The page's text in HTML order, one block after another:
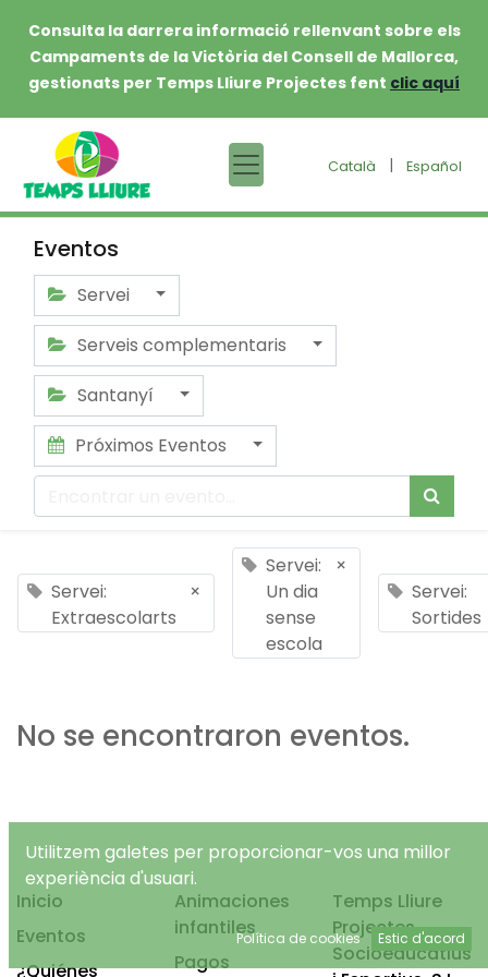
Consulta la darrera informació rellenvant sobre els
Campaments de la Victòria del Consell de Mallorca,
gestionats per Temps Lliure Projectes fent clic aquí
Català | Español
Eventos
Servei
Serveis complementaris
Santanyí
Próximos Eventos
Servei:
Extraescolarts
×
Servei:
Un dia
sense
escola
×
Servei:
Sortides
No se encontraron eventos.
Inicio
Eventos
¿Quiénes
Animaciones
infantiles
Pagos
Temps Lliure
Projectes
Socioeducatius
Utilitzem galetes per proporcionar-vos una millor
experiència d'usuari.
Política de cookies Estic d'acord